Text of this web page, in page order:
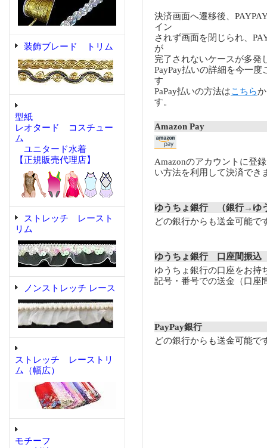
装飾ブレード トリム
型紙
レオタード コスチュー
ム
ユニタード水着
【正規販売代理店】
ストレッチ レースト
リム
ノンストレッチ レース
ストレッチ レーストリ
ム（幅広）
モチーフ
決済画面へ遷移後、
イン
されず画面を閉じられ、
が
完了されないケースが多発
PayPay払いの詳細を今一度
す
PaPay払いの方法はこちら
す。
Amazon Pay
Amazonのアカウントに登
い方法を利用して決済でき
ゆうちょ銀行 （銀行→ゆ
どの銀行からも送金可能で
ゆうちょ銀行 口座間振込
ゆうちょ銀行の口座をお持
記号・番号での送金（口座
PayPay銀行
どの銀行からも送金可能で